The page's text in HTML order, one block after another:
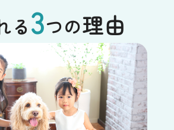
る3つの理由
集・利用する目的
を収集・利用する目的は、以下の
提供・運営のため
のお問い合わせに回答するため
うことを含む）
、重要なお知らせなど必要に応じ